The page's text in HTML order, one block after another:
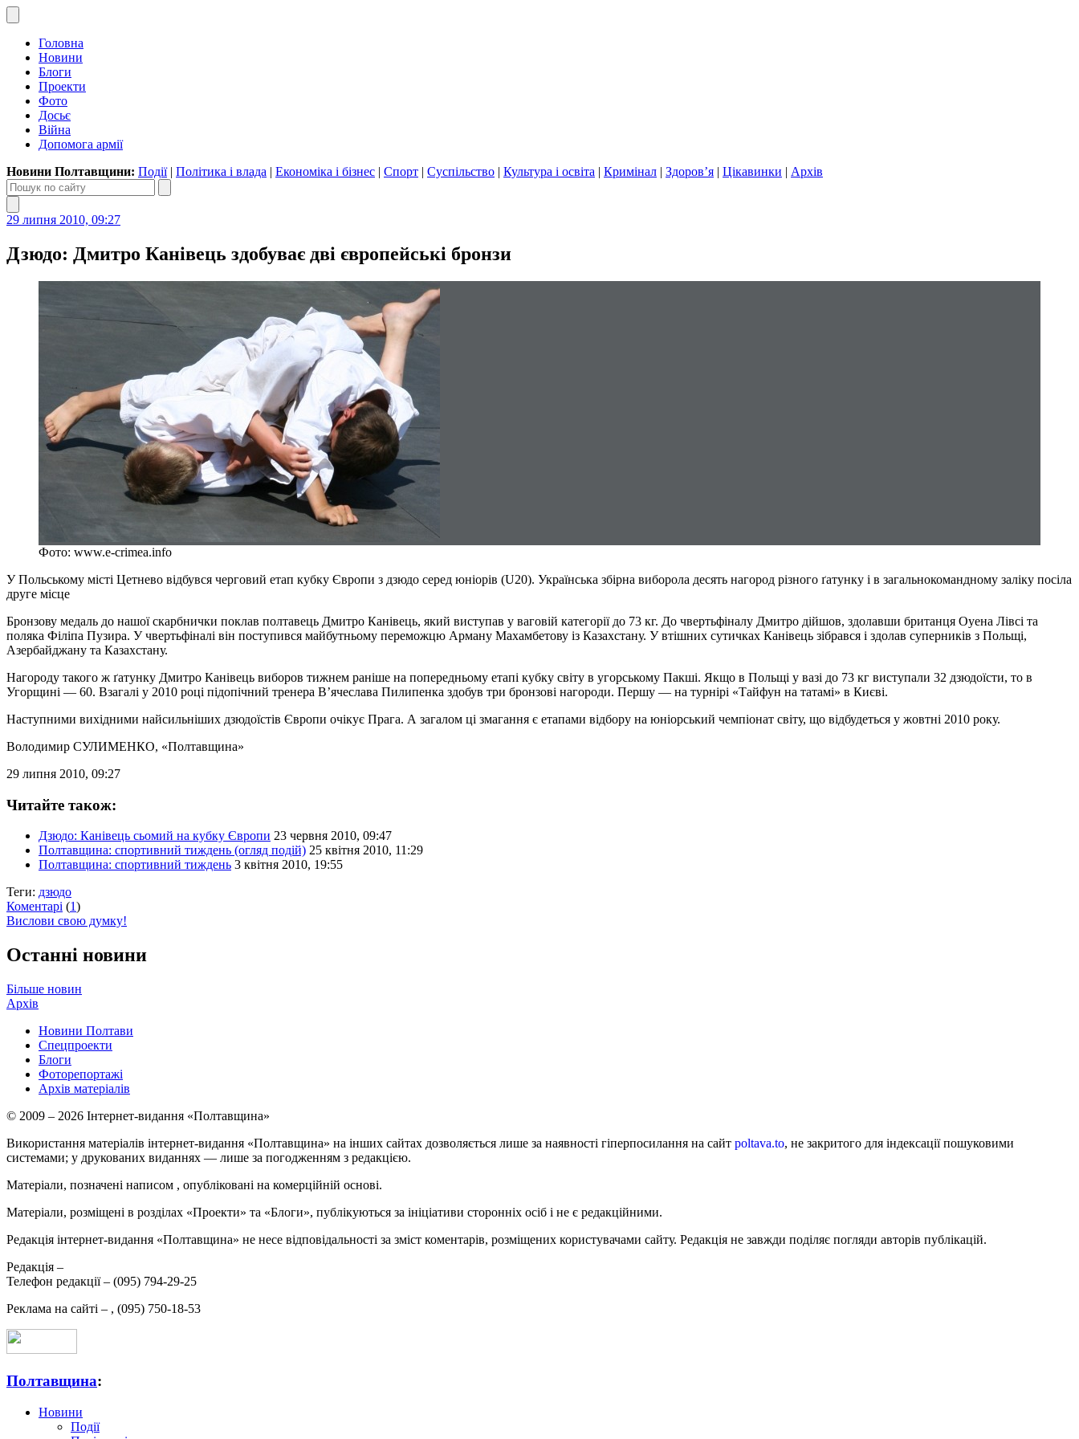
Головна
Новини
Блоги
Проекти
Фото
Досьє
Війна
Допомога армії
Новини Полтавщини: Події| Політика і влада | Економіка і бізнес | Спорт | Суспільство | Культура і освіта | Кримінал | Здоров’я | Цікавинки | Архів
29 липня 2010, 09:27
Дзюдо: Дмитро Канівець здобуває дві європейські бронзи
Фото: www.e-crimea.info
У Польському місті Цетнево відбувся черговий етап кубку Європи з дзюдо серед юніорів (U20). Українська збірна виборола десять нагород різного ґатунку і в загальнокомандному заліку посіла
друге місце
Бронзову медаль до нашої скарбнички поклав полтавець Дмитро Канівець, який виступав у ваговій категорії до 73 кг. До чвертьфіналу Дмитро дійшов, здолавши британця Оуена Лівсі та
поляка Філіпа Пузира. У чвертьфіналі він поступився майбутньому переможцю Арману Махамбетову із Казахстану. У втішних сутичках Канівець зібрався і здолав суперників з Польщі,
Азербайджану та Казахстану.
Нагороду такого ж ґатунку Дмитро Канівець виборов тижнем раніше на попередньому етапі кубку світу в угорському Пакші. Якщо в Польщі у вазі до 73 кг виступали 32 дзюдоїсти, то в
Угорщині — 60. Взагалі у 2010 році підопічний тренера В’ячеслава Пилипенка здобув три бронзові нагороди. Першу — на турнірі «Тайфун на татамі» в Києві.
Наступними вихідними найсильніших дзюдоїстів Європи очікує Прага. А загалом ці змагання є етапами відбору на юніорський чемпіонат світу, що відбудеться у жовтні 2010 року.
Володимир СУЛИМЕНКО, «Полтавщина»
29 липня 2010, 09:27
Читайте також:
Дзюдо: Канівець сьомий на кубку Європи 23 червня 2010, 09:47
Полтавщина: спортивний тиждень (огляд подій) 25 квітня 2010, 11:29
Полтавщина: спортивний тиждень 3 квітня 2010, 19:55
Теги: дзюдо
Коментарі (1)
Вислови свою думку!
Останні новини
Більше новин
Архів
Новини Полтави
Спецпроекти
Блоги
Фоторепортажі
Архів матеріалів
© 2009 – 2026 Інтернет-видання «Полтавщина»
Використання матеріалів інтернет-видання «Полтавщина» на інших сайтах дозволяється лише за наявності гіперпосилання на сайт poltava.to, не закритого для індексації пошуковими
системами; у друкованих виданнях — лише за погодженням з редакцією.
Матеріали, позначені написом , опубліковані на комерційній основі.
Матеріали, розміщені в розділах «Проекти» та «Блоги», публікуються за ініціативи сторонніх осіб і не є редакційними.
Редакція інтернет-видання «Полтавщина» не несе відповідальності за зміст коментарів, розміщених користувачами сайту. Редакція не завжди поділяє погляди авторів публікацій.
Редакція –
Телефон редакції – (095) 794-29-25
Реклама на сайті – , (095) 750-18-53
Полтавщина:
Новини
Події